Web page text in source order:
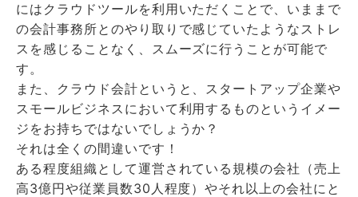
にはクラウドツールを利用いただくことで、いままで
の会計事務所とのやり取りで感じていたようなストレ
スを感じることなく、スムーズに行うことが可能で
す。
また、クラウド会計というと、スタートアップ企業や
スモールビジネスにおいて利用するものというイメー
ジをお持ちではないでしょうか？
それは全くの間違いです！
ある程度組織として運営されている規模の会社（売上
高3億円や従業員数30人程度）やそれ以上の会社にと